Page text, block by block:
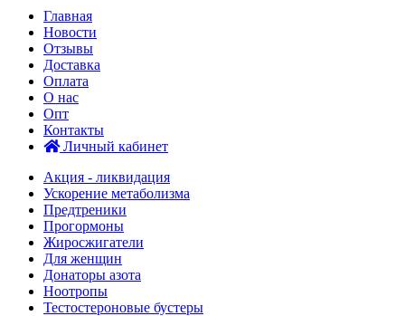
Главная
Новости
Отзывы
Доставка
Оплата
О нас
Опт
Контакты
Личный кабинет
Акция - ликвидация
Ускорение метаболизма
Предтреники
Прогормоны
Жиросжигатели
Для женщин
Донаторы азота
Ноотропы
Тестостероновые бустеры